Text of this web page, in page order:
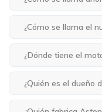
¿Cómo se llama el
¿Dónde tiene el
¿Quién es el dueño